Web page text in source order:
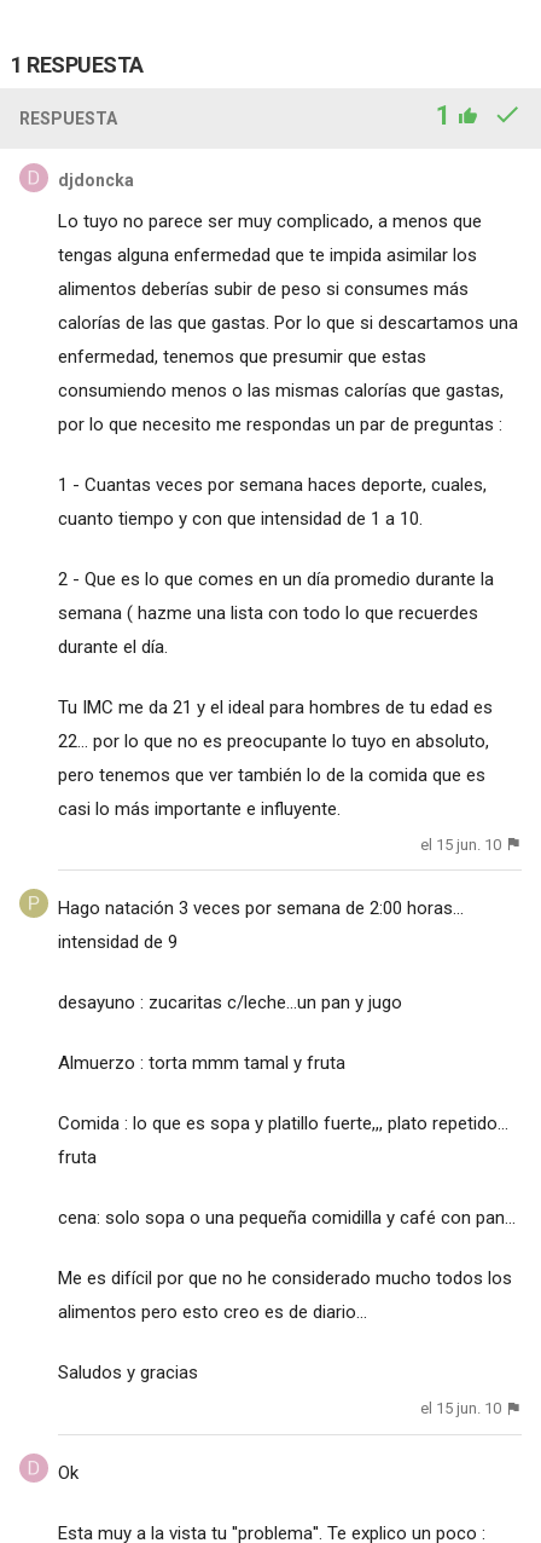
1 RESPUESTA
RESPUESTA 1
djdoncka
Lo tuyo no parece ser muy complicado, a menos que
tengas alguna enfermedad que te impida asimilar los
alimentos deberías subir de peso si consumes más
calorías de las que gastas. Por lo que si descartamos una
enfermedad, tenemos que presumir que estas
consumiendo menos o las mismas calorías que gastas,
por lo que necesito me respondas un par de preguntas :
1 - Cuantas veces por semana haces deporte, cuales,
cuanto tiempo y con que intensidad de 1 a 10.
2 - Que es lo que comes en un día promedio durante la
semana ( hazme una lista con todo lo que recuerdes
durante el día.
Tu IMC me da 21 y el ideal para hombres de tu edad es
22... por lo que no es preocupante lo tuyo en absoluto,
pero tenemos que ver también lo de la comida que es
casi lo más importante e influyente.
el 15 jun. 10
Hago natación 3 veces por semana de 2:00 horas...
intensidad de 9
desayuno : zucaritas c/leche...un pan y jugo
Almuerzo : torta mmm tamal y fruta
Comida : lo que es sopa y platillo fuerte,,, plato repetido...
fruta
cena: solo sopa o una pequeña comidilla y café con pan...
Me es difícil por que no he considerado mucho todos los
alimentos pero esto creo es de diario...
Saludos y gracias
el 15 jun. 10
Ok
Esta muy a la vista tu ''problema''. Te explico un poco :